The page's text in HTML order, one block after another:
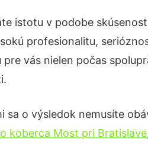
istotu v podobe
profesionalitu,
vás nielen počas
sa o výsledok nemusíte
koberca Most pri Bratislave